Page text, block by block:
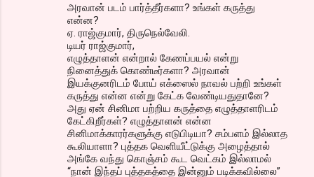
அரவான் படம் பார்த்தீர்களா? உங்கள் கருத்து
என்ன?
ஏ. ராஜ்குமார், திருநெல்வேலி.
டியர் ராஜ்குமார்,
எழுத்தாளன் என்றால் கேணப்பயல் என்று
நினைத்துக் கொண்டீர்களா? அரவான்
இயக்குனரிடம் போய் எக்ஸைல் நாவல் பற்றி உங்கள்
கருத்து என்ன என்று கேட்க வேண்டியதுதானே?
அது ஏன் சினிமா பற்றிய கருத்தை எழுத்தாளரிடம்
கேட்கிறீர்கள்? எழுத்தாளன் என்ன
சினிமாக்காரர்களுக்கு எடுபிடியா? சம்பளம் இல்லாத
கூலியாளா? புத்தக வெளியீட்டுக்கு அழைத்தால்
அங்கே வந்து கொஞ்சம் கூட வெட்கம் இல்லாமல்
“நான் இந்தப் புத்தகத்தை இன்னும் படிக்கவில்லை”